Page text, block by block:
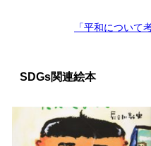
「平和について
SDGs関連絵本